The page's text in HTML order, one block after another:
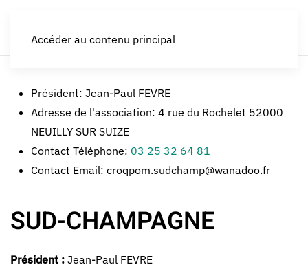
Accéder au contenu principal
Président: Jean-Paul FEVRE
Adresse de l'association: 4 rue du Rochelet 52000
NEUILLY SUR SUIZE
Contact Téléphone: 03 25 32 64 81
Contact Email: croqpom.sudchamp@wanadoo.fr
SUD-CHAMPAGNE
Président : Jean-Paul FEVRE